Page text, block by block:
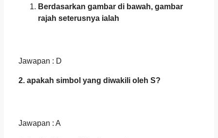
Berdasarkan gambar di bawah, gambar
rajah seterusnya ialah
Jawapan : D
2. apakah simbol yang diwakili oleh S?
Jawapan : A